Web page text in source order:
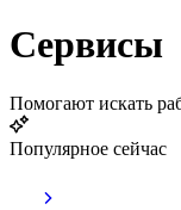
Сервисы
Помогают искать
Популярное сейчас